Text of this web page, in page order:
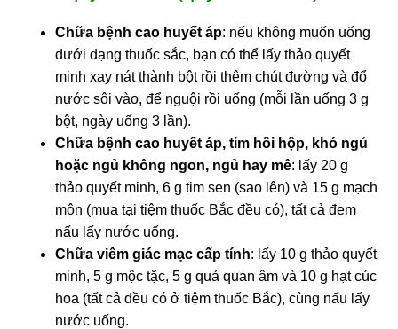
Chữa bệnh cao huyết áp: nếu không muốn uống
dưới dạng thuốc sắc, bạn có thể lấy thảo quyết
minh xay nát thành bột rồi thêm chút đường và đổ
nước sôi vào, để nguội rồi uống (mỗi lần uống 3 g
bột, ngày uống 3 lần).
Chữa bệnh cao huyết áp, tim hồi hộp, khó ngủ
hoặc ngủ không ngon, ngủ hay mê: lấy 20 g
thảo quyết minh, 6 g tim sen (sao lên) và 15 g mạch
môn (mua tại tiệm thuốc Bắc đều có), tất cả đem
nấu lấy nước uống.
Chữa viêm giác mạc cấp tính: lấy 10 g thảo quyết
minh, 5 g mộc tặc, 5 g quả quan âm và 10 g hạt cúc
hoa (tất cả đều có ở tiệm thuốc Bắc), cùng nấu lấy
nước uống.